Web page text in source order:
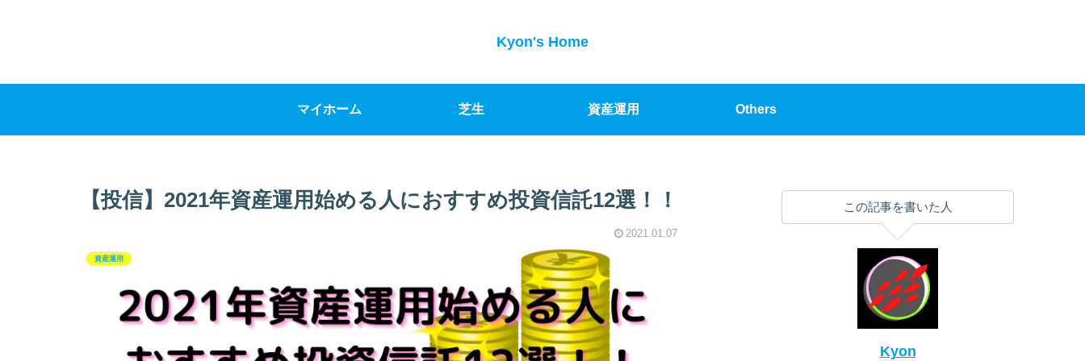
Kyon's Home
マイホーム 芝生 資産運用 Others
【投信】2021年資産運用始める人におすすめ投資信託12選！！
2021.01.07
資産運用
この記事を書いた人
Kyon